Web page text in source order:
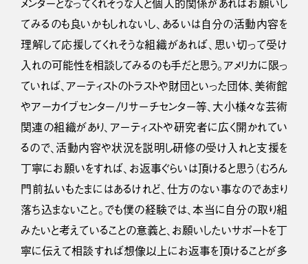
メンターとなってくれそうな人と個人的関係があればお願いし
てみるのも良いかもしれないし、あるいは自分の活動内容を
理解して応援してくれそうな組織があれば、思い切って受け
入れの可能性を相談してみるのも手だと思う。アメリカに限っ
ていれば、アーティストのトラストや財団といった団体、美術館
やアーカイブセンター/リサーチセンター等、大小様々な芸術
関連の組織があり、アーティストや研究者に広く開かれてい
るので、活動内容や状況を説明し研修の受け入れと支援を
丁寧にお願いをすれば、お返事ぐらいは頂けると思う（むろん
門前払いもたまにはあるけれど、仕方のない事なのであまり
落ち込まないこと。でも僕の経験では、本当に自分の取り組
みたいと考えていることの意義と、お願いしたいサポートを丁
寧に伝えて相談すれば想像以上にお返事を頂けることが多